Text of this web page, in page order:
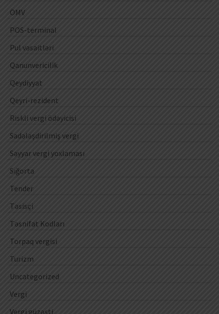
ÖMV
POS-terminal
Pul vəsaitləri
Qanunvericilik
Qeydiyyat
Qeyri-rezident
Riskli vergi ödəyicisi
Sadələşdirilmiş vergi
Səyyar vergi yoxlaması
Sığorta
Tender
Təsisçi
Təsnifat Kodları
Torpaq vergisi
Turizm
Uncategorized
Vergi
Vergi güzəşti